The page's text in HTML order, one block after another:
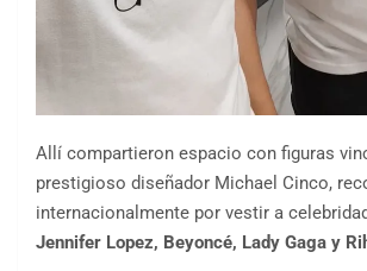
Allí compartieron espacio con figuras
prestigioso diseñador Michael Cinco,
internacionalmente por vestir a
Jennifer Lopez, Beyoncé, Lady Gaga y